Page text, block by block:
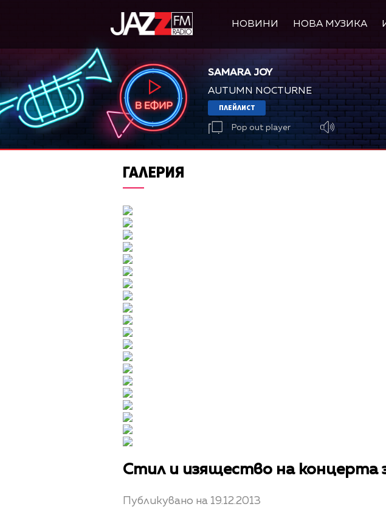
НОВИНИ НОВА МУЗИКА
SAMARA JOY
AUTUMN NOCTURNE
ПЛЕЙЛИСТ
Pop out player
ГАЛЕРИЯ
Стил и изящество на концерта
Публикувано на 19.12.2013